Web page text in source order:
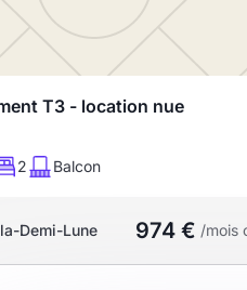
€
T3 - location nue
2 Balcon
Demi-Lune 974 € /mois